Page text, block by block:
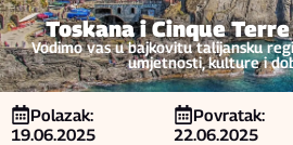
Toskana i Cinque
Vodimo vas u bajkovitu talijansku
umjetnosti, kulture i
Polazak:
19.06.2025
Povratak:
22.06.2025